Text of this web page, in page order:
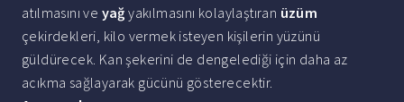
atılmasını ve yağ yakılmasını kolaylaştıran üzüm
çekirdekleri, kilo vermek isteyen kişilerin yüzünü
güldürecek. Kan şekerini de dengelediği için daha az
acıkma sağlayarak gücünü gösterecektir.